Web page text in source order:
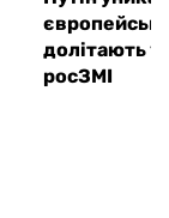
долітають
росЗМІ